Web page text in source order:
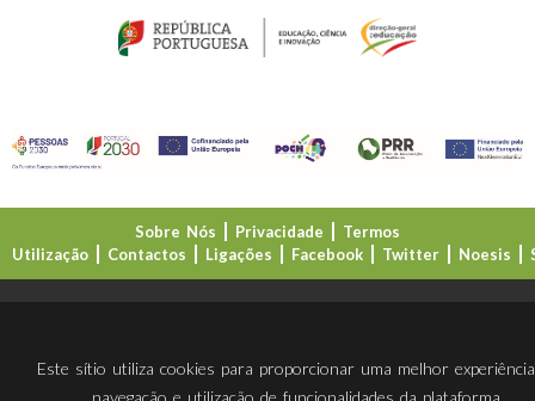
Sobre Nós Privacidade
Termos
Utilização
Contactos Ligações Facebook Twitter Noesis
Este sítio utiliza cookies para proporcionar uma melhor
navegação e utilização de funcionalidades da plataforma.